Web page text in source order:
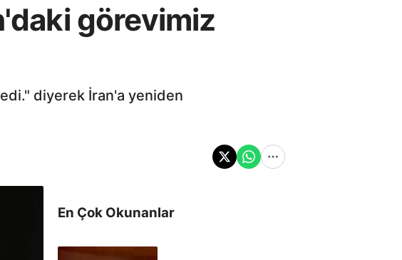
görevimiz
diyerek İran'a yeniden
En Çok Okunanlar